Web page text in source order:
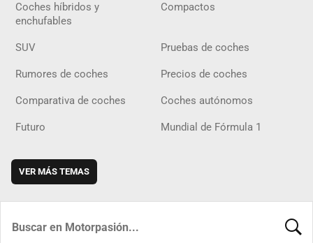
Coches híbridos y
enchufables
Compactos
SUV Pruebas de coches
Rumores de coches Precios de coches
Comparativa de coches Coches autónomos
Futuro Mundial de Fórmula 1
VER MÁS TEMAS